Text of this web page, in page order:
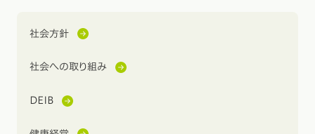
社会方針
社会への取り組み
DEIB